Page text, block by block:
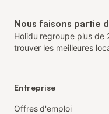
Nous faisons partie
Holidu regroupe plus de
trouver les meilleures
Entreprise
Offres d'emploi